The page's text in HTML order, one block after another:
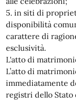
5. in siti di
disponibilità
carattere di
esclusività.
L'atto di
L’atto di
immediatamente
registri dello